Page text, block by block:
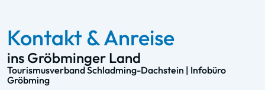
Kontakt & Anreise
ins Gröbminger Land
Tourismusverband Schladming-Dachstein | Infobüro
Gröbming